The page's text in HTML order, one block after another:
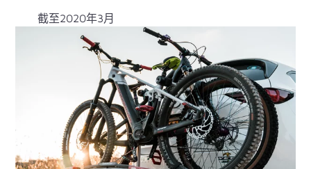
截至2020年3月